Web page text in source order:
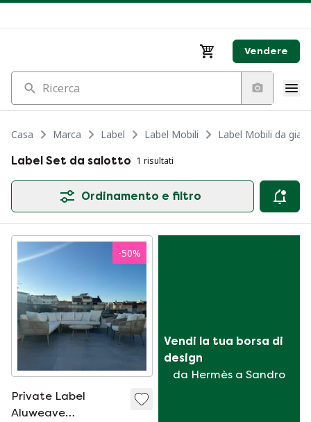
Vendere
Ricerca
Casa Marca Label Label Mobili
Label Mobili da
Label Set da salotto 1 risultati
Ordinamento e filtro
-50%
Private Label
Aluweave
Vendi la tua borsa di
design
da Hermès a Sandro